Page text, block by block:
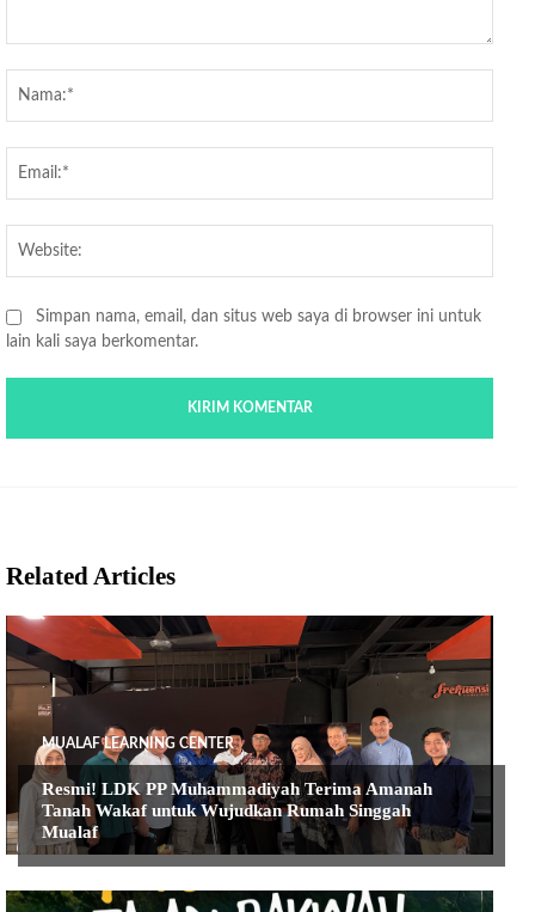
Simpan nama, email, dan situs web saya di browser ini untuk
lain kali saya berkomentar.
Related Articles
MUALAF LEARNING CENTER
Resmi! LDK PP Muhammadiyah Terima Amanah
Tanah Wakaf untuk Wujudkan Rumah Singgah
Mualaf